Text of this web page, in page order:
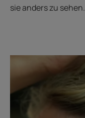
sie anders zu sehen.